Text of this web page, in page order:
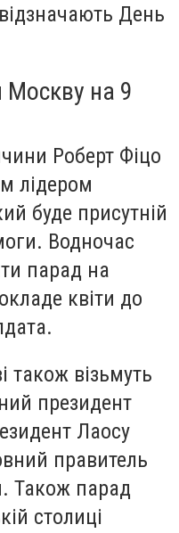
День
Москву на 9
Роберт Фіцо
лідером
буде присутній
Водночас
парад на
квіти до
також візьмуть
президент
Лаосу
правитель
Також парад
столиці